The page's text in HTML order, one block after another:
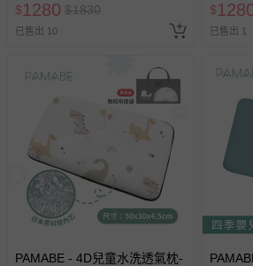
示字句等說明貼紙、封條者。
國際航空、客運、訂房等服務。
相關的退換貨辦理流程，可詳見：退
其他常見問題：
運送服務：目前提供的運送僅限台灣
區，可能會無法配送，或須依據商品
亦保留出貨與否的權利。離島、偏遠
費用，可能會另需加收。
商品實際的配達日期，可於訂單個人
已出貨通知之訊息為主。
$1280 $1830
已售出 10
$
已售出 1
PAMABE - 4D兒童水洗透氣枕-